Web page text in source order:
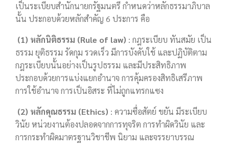
เป็นระเบียบสำนักนายกรัฐมนตรี กำหนดว่าหลักธรรมาภิบาล
นั้น ประกอบด้วยหลักสำคัญ 6 ประการ คือ
(1) หลักนิติธรรม (Rule of law) : กฎระเบียบ ทันสมัย เป็น
ธรรม ยุติธรรม รัดกุม รวดเร็ว มีการบังคับใช้ และปฏิบัติตาม
กฎระเบียบนั้นอย่างเป็นรูปธรรม และมีประสิทธิภาพ
ประกอบด้วยการแบ่งแยกอำนาจ การคุ้มครองสิทธิเสรีภาพ
การใช้อำนาจ การเป็นอิสระ ที่ไม่ถูกแทรกแซง
(2) หลักคุณธรรม (Ethics) : ความซื่อสัตย์ ขยัน มีระเบียบ
วินัย หน่วยงานต้องปลอดจากการทุจริต การทำผิดวินัย และ
การกระทำผิดมาตรฐานวิชาชีพ นิยาม และจรรยาบรรณ